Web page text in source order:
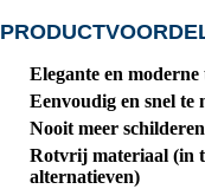
Elegante en
Eenvoudig en snel te
Nooit meer
Rotvrij materiaal (in
alternatieven)